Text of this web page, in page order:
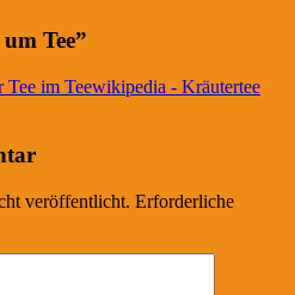
Tee”
Tee im Teewikipedia - Kräutertee
veröffentlicht. Erforderliche